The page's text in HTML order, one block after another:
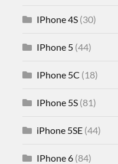
IPhone 4S (30)
IPhone 5 (44)
IPhone 5C (18)
IPhone 5S (81)
iPhone 5SE (44)
IPhone 6 (84)